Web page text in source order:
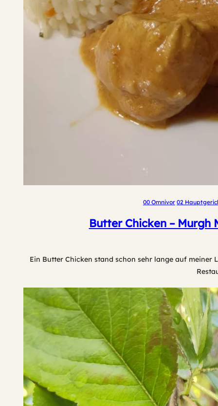
00 Omnivor 02
Butter Chicken – Murgh
Ein Butter Chicken stand schon sehr lange auf meiner